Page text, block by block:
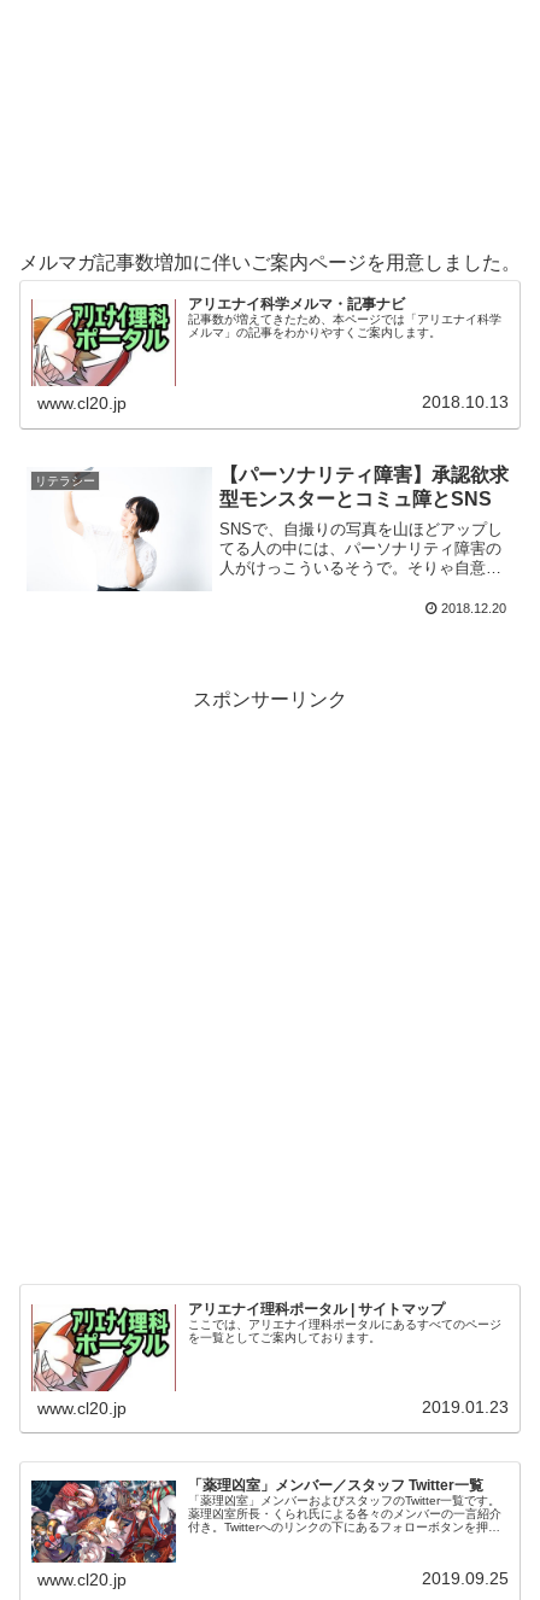
メルマガ記事数増加に伴いご案内ページを用意しました。
アリエナイ科学メルマ・記事ナビ
記事数が増えてきたため、本ページでは「アリエナイ科学
メルマ」の記事をわかりやすくご案内します。
www.cl20.jp 2018.10.13
リテラシー
【パーソナリティ障害】承認欲求
型モンスターとコミュ障とSNS
SNSで、自撮りの写真を山ほどアップし
てる人の中には、パーソナリティ障害の
人がけっこういるそうで。そりゃ自意識
思ったら、２、３時間、キマった写りに
2018.12.20
スポンサーリンク
アリエナイ理科ポータル | サイトマップ
ここでは、アリエナイ理科ポータルにあるすべてのページ
を一覧としてご案内しております。
www.cl20.jp 2019.01.23
「薬理凶室」メンバー／スタッフ Twitter一覧
「薬理凶室」メンバーおよびスタッフのTwitter一覧です。
薬理凶室所長・くられ氏による各々のメンバーの一言紹介
付き。Twitterへのリンクの下にあるフォローボタンを押す
www.cl20.jp 2019.09.25